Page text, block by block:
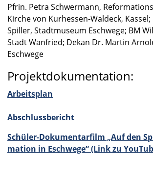
Pfrin. Petra Schwer­mann,
Kirche von Kurhessen-Waldeck,
Spiller, Stadt­mu­seum Eschwege; BM
Stadt Wanfried; Dekan Dr. Martin
Eschwege
Projektdokumentation:
Arbeits­plan
Abschluss­be­richt
Schüler-Dokumentarfilm „Auf den
ma­tion in Eschwege“ (Link zu